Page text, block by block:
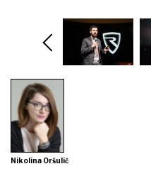
Nikolina Oršulić